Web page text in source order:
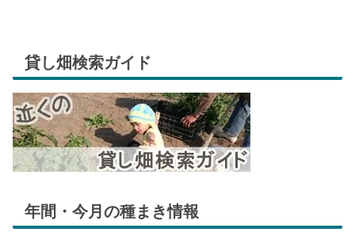
貸し畑検索ガイド
年間・今月の種まき情報